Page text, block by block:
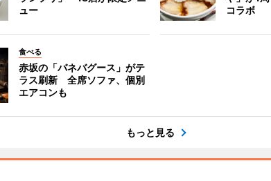
ュー
コラボ
食べる
赤坂の「バネバグース」がテ
ラス刷新 全席ソファ、個別
エアコンも
もっと見る